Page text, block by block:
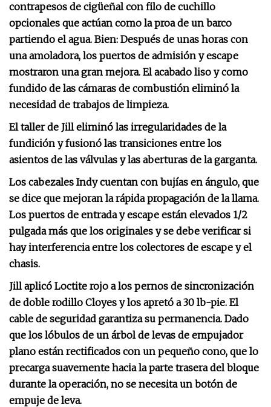
contrapesos de cigüeñal con filo de cuchillo
opcionales que actúan como la proa de un barco
partiendo el agua. Bien: Después de unas horas con
una amoladora, los puertos de admisión y escape
mostraron una gran mejora. El acabado liso y como
fundido de las cámaras de combustión eliminó la
necesidad de trabajos de limpieza.
El taller de Jill eliminó las irregularidades de la
fundición y fusionó las transiciones entre los
asientos de las válvulas y las aberturas de la garganta.
Los cabezales Indy cuentan con bujías en ángulo, que
se dice que mejoran la rápida propagación de la llama.
Los puertos de entrada y escape están elevados 1/2
pulgada más que los originales y se debe verificar si
hay interferencia entre los colectores de escape y el
chasis.
Jill aplicó Loctite rojo a los pernos de sincronización
de doble rodillo Cloyes y los apretó a 30 lb-pie. El
cable de seguridad garantiza su permanencia. Dado
que los lóbulos de un árbol de levas de empujador
plano están rectificados con un pequeño cono, que lo
precarga suavemente hacia la parte trasera del bloque
durante la operación, no se necesita un botón de
empuje de leva.